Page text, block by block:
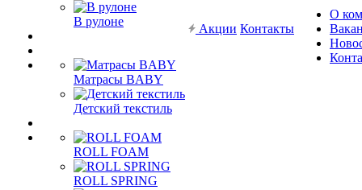
В рулоне
Матрасы BABY
Детский текстиль
ROLL FOAM
ROLL SPRING
Акции Контакты
О